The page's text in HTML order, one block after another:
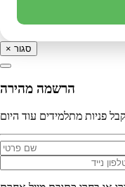
× סגור
הרשמה מהירה